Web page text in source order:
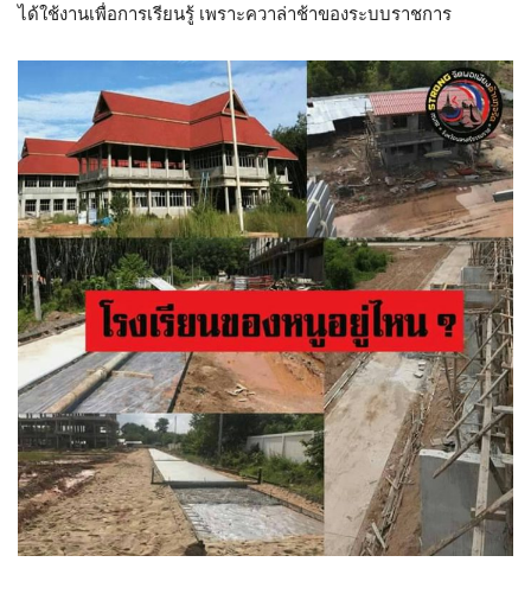
ได้ใช้งานเพื่อการเรียนรู้ เพราะควาล่าช้าของระบบราชการ